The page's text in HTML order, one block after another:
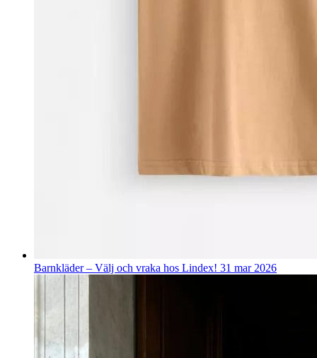
Barnkläder – Välj och vraka hos Lindex! 31 mar 2026